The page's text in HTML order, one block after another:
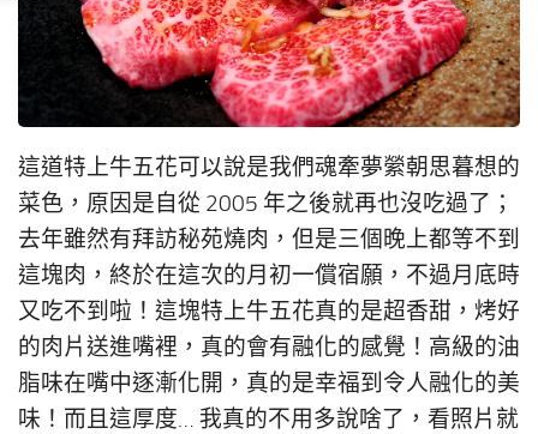
這道特上牛五花可以說是我們魂牽夢縈朝思暮想的
菜色，原因是自從 2005 年之後就再也沒吃過了；
去年雖然有拜訪秘苑燒肉，但是三個晚上都等不到
這塊肉，終於在這次的月初一償宿願，不過月底時
又吃不到啦！這塊特上牛五花真的是超香甜，烤好
的肉片送進嘴裡，真的會有融化的感覺！高級的油
脂味在嘴中逐漸化開，真的是幸福到令人融化的美
味！而且這厚度… 我真的不用多說啥了，看照片就